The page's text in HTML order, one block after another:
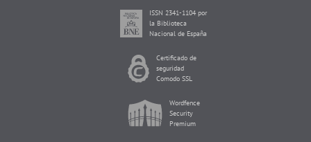
ISSN 2341-1104 por
la Biblioteca
Nacional de España
Certificado de
seguridad
Comodo SSL
Wordfence
Security
Premium